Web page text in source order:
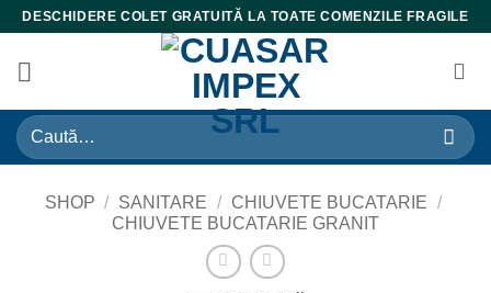
Skip
content
DESCHIDERE COLET GRATUITĂ LA TOATE COMENZILE FRAGILE
Caută
după:
SHOP / SANITARE / CHIUVETE BUCATARIE /
CHIUVETE BUCATARIE GRANIT